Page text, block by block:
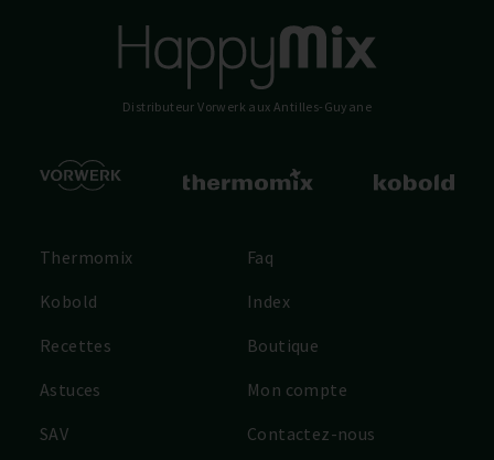
Distributeur Vorwerk aux Antilles-Guyane
Thermomix
Kobold
Recettes
Astuces
SAV
Faq
Index
Boutique
Mon compte
Contactez-nous